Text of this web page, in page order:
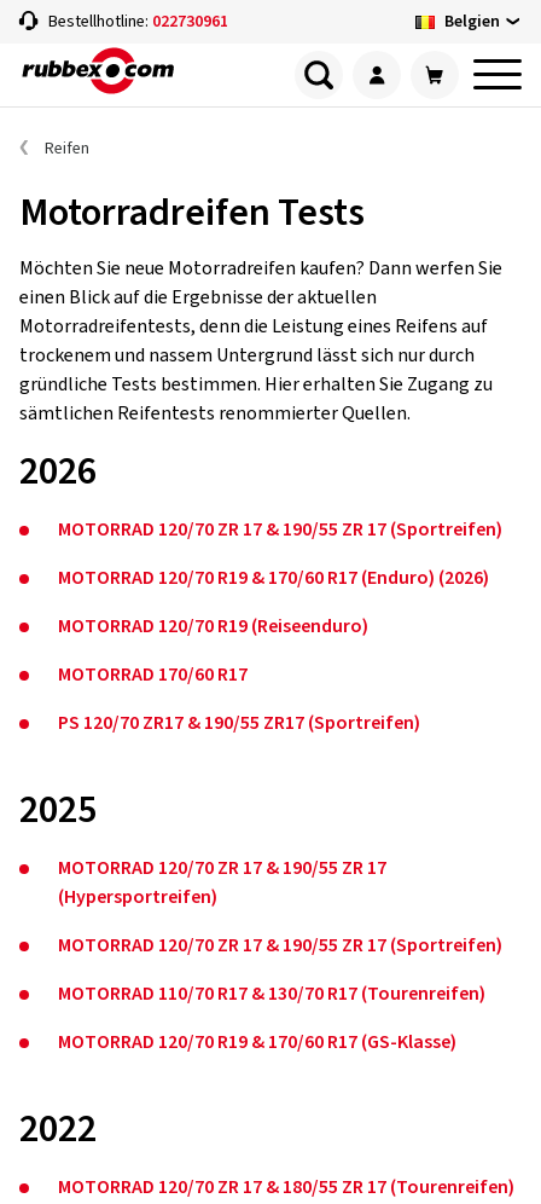
Bestellhotline: 022730961 Belgien
Reifen
Motorradreifen Tests
Möchten Sie neue Motorradreifen kaufen? Dann werfen Sie
einen Blick auf die Ergebnisse der aktuellen
Motorradreifentests, denn die Leistung eines Reifens auf
trockenem und nassem Untergrund lässt sich nur durch
gründliche Tests bestimmen. Hier erhalten Sie Zugang zu
sämtlichen Reifentests renommierter Quellen.
2026
MOTORRAD 120/70 ZR 17 & 190/55 ZR 17 (Sportreifen)
MOTORRAD 120/70 R19 & 170/60 R17 (Enduro) (2026)
MOTORRAD 120/70 R19 (Reiseenduro)
MOTORRAD 170/60 R17
PS 120/70 ZR17 & 190/55 ZR17 (Sportreifen)
2025
MOTORRAD 120/70 ZR 17 & 190/55 ZR 17
(Hypersportreifen)
MOTORRAD 120/70 ZR 17 & 190/55 ZR 17 (Sportreifen)
MOTORRAD 110/70 R17 & 130/70 R17 (Tourenreifen)
MOTORRAD 120/70 R19 & 170/60 R17 (GS-Klasse)
2022
MOTORRAD 120/70 ZR 17 & 180/55 ZR 17 (Tourenreifen)